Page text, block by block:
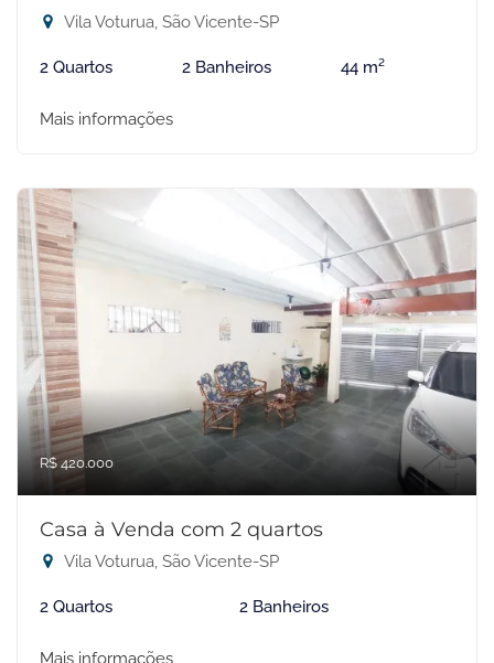
Vila Voturua, São Vicente-SP
2 Quartos 2 Banheiros 44 m²
Mais informações
R$ 420.000
Casa à Venda com 2 quartos
Vila Voturua, São Vicente-SP
2 Quartos 2 Banheiros
Mais informações